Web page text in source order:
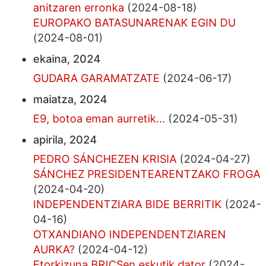
anitzaren erronka (2024-08-18)
EUROPAKO BATASUNARENAK EGIN DU
(2024-08-01)
ekaina, 2024
GUDARA GARAMATZATE (2024-06-17)
maiatza, 2024
E9, botoa eman aurretik... (2024-05-31)
apirila, 2024
PEDRO SÁNCHEZEN KRISIA (2024-04-27)
SÁNCHEZ PRESIDENTEARENTZAKO FROGA
(2024-04-20)
INDEPENDENTZIARA BIDE BERRITIK (2024-
04-16)
OTXANDIANO INDEPENDENTZIAREN
AURKA? (2024-04-12)